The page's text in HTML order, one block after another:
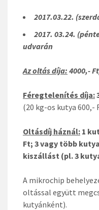
2017.03.22.
2017. 03.24.
udvarán
Az oltás díja: 4000,-
Féregtelenítés díja:
(20 kg-os kutya 600,-
Oltásdíj háznál: 1
Ft; 3 vagy több
kiszállást (pl. 3
A mikrochip
oltással együtt
kutyánként).